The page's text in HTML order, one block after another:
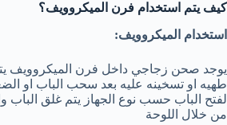
كيف يتم استخدام فرن الميكروويف؟
استخدام الميكروويف:
يوجد صحن زجاجي داخل فرن الميكروويف
طهيه او تسخينه عليه بعد سحب الباب او
لفتح الباب حسب نوع الجهاز يتم غلق الباب
من خلال اللوحة